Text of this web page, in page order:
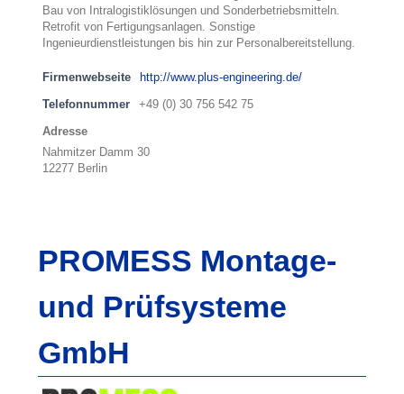
Bau von Intralogistiklösungen und Sonderbetriebsmitteln.
Retrofit von Fertigungsanlagen. Sonstige
Ingenieurdienstleistungen bis hin zur Personalbereitstellung.
Firmenwebseite http://www.plus-engineering.de/
Telefonnummer +49 (0) 30 756 542 75
Adresse
Nahmitzer Damm 30
12277 Berlin
PROMESS Montage-
und Prüfsysteme
GmbH